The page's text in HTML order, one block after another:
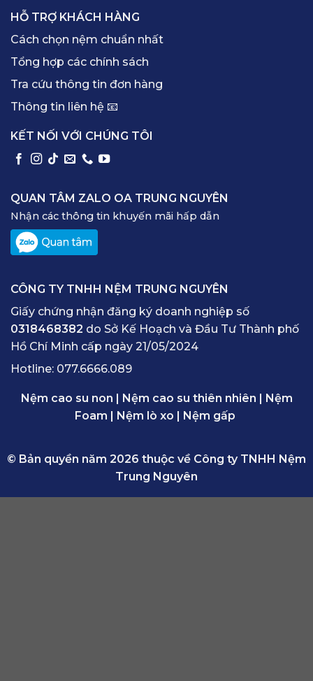
HỖ TRỢ KHÁCH HÀNG
Cách chọn nệm chuẩn nhất
Tổng hợp các chính sách
Tra cứu thông tin đơn hàng
Thông tin liên hệ 📧
KẾT NỐI VỚI CHÚNG TÔI
QUAN TÂM ZALO OA TRUNG NGUYÊN
Nhận các thông tin khuyến mãi hấp dẫn
CÔNG TY TNHH NỆM TRUNG NGUYÊN
Giấy chứng nhận đăng ký doanh nghiệp số
0318468382 do Sở Kế Hoạch và Đầu Tư Thành phố
Hồ Chí Minh cấp ngày 21/05/2024
Hotline: 077.6666.089
Nệm cao su non Nệm cao su thiên nhiên
Nệm
Foam
Nệm lò xo Nệm gấp
© Bản quyền năm 2026 thuộc về Công ty TNHH Nệm
Trung Nguyên